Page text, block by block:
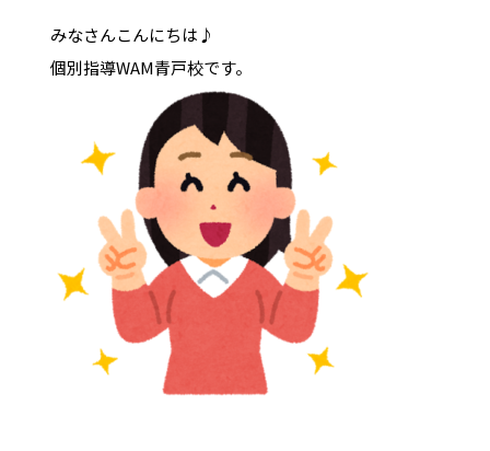
みなさんこんにちは♪
個別指導WAM青戸校です。